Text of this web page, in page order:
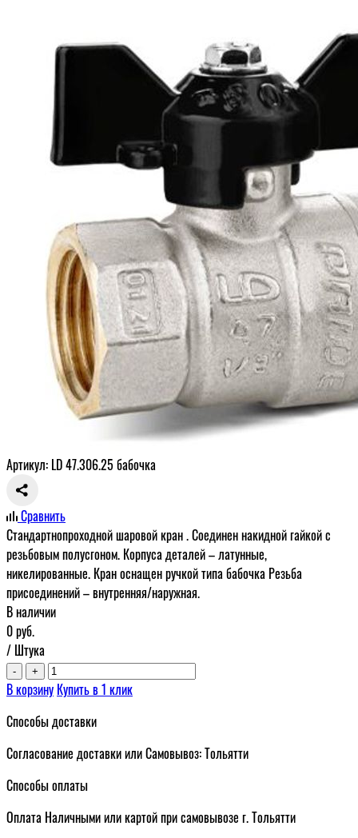
Артикул: LD 47.306.25 бабочка
Сравнить
Стандартнопроходной шаровой кран . Соединен накидной гайкой с
резьбовым полусгоном. Корпуса деталей – латунные,
никелированные. Кран оснащен ручкой типа бабочка Резьба
присоединений – внутренняя/наружная.
В наличии
0руб.
/ Штука
- +
В корзину Купить в 1 клик
Способы доставки
Согласование доставки или Самовывоз: Тольятти
Способы оплаты
Оплата Наличными или картой при самовывозе г. Тольятти